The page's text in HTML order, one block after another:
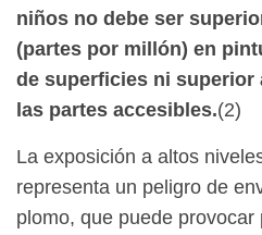
niños no debe ser
(partes por millón) en
de superficies ni superior
las partes accesibles.(2)
La exposición a altos
representa un peligro de
plomo, que puede provocar